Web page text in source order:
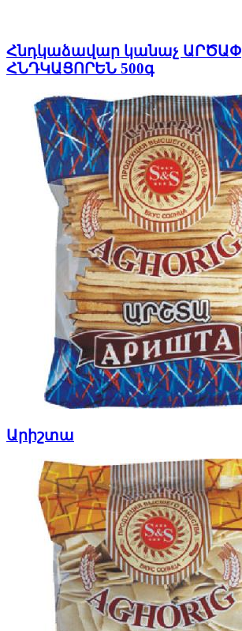
Հնդկաձավար կանաչ ԱՐԾԱՓ
ՀՆԴԿԱՑՈՐԵՆ 500գ
Արիշտա